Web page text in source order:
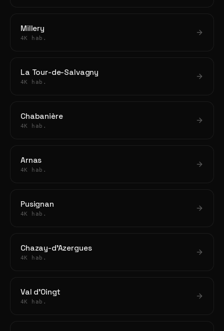
Millery
4K hab.
La Tour-de-Salvagny
4K hab.
Chabanière
4K hab.
Arnas
4K hab.
Pusignan
4K hab.
Chazay-d'Azergues
4K hab.
Val d'Oingt
4K hab.